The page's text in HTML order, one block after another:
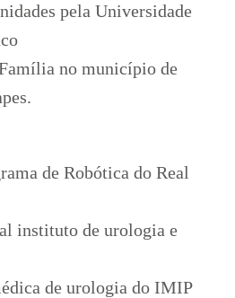
pela Universidade
no município de
de Robótica do Real
instituto de urologia e
de urologia do IMIP